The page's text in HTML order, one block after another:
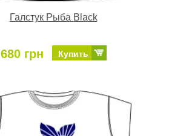
Галстук Рыба Black
680 грн Купить